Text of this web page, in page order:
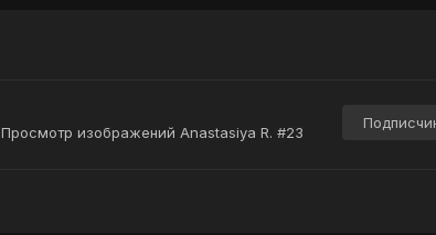
Просмотр изображений Anastasiya R. #23